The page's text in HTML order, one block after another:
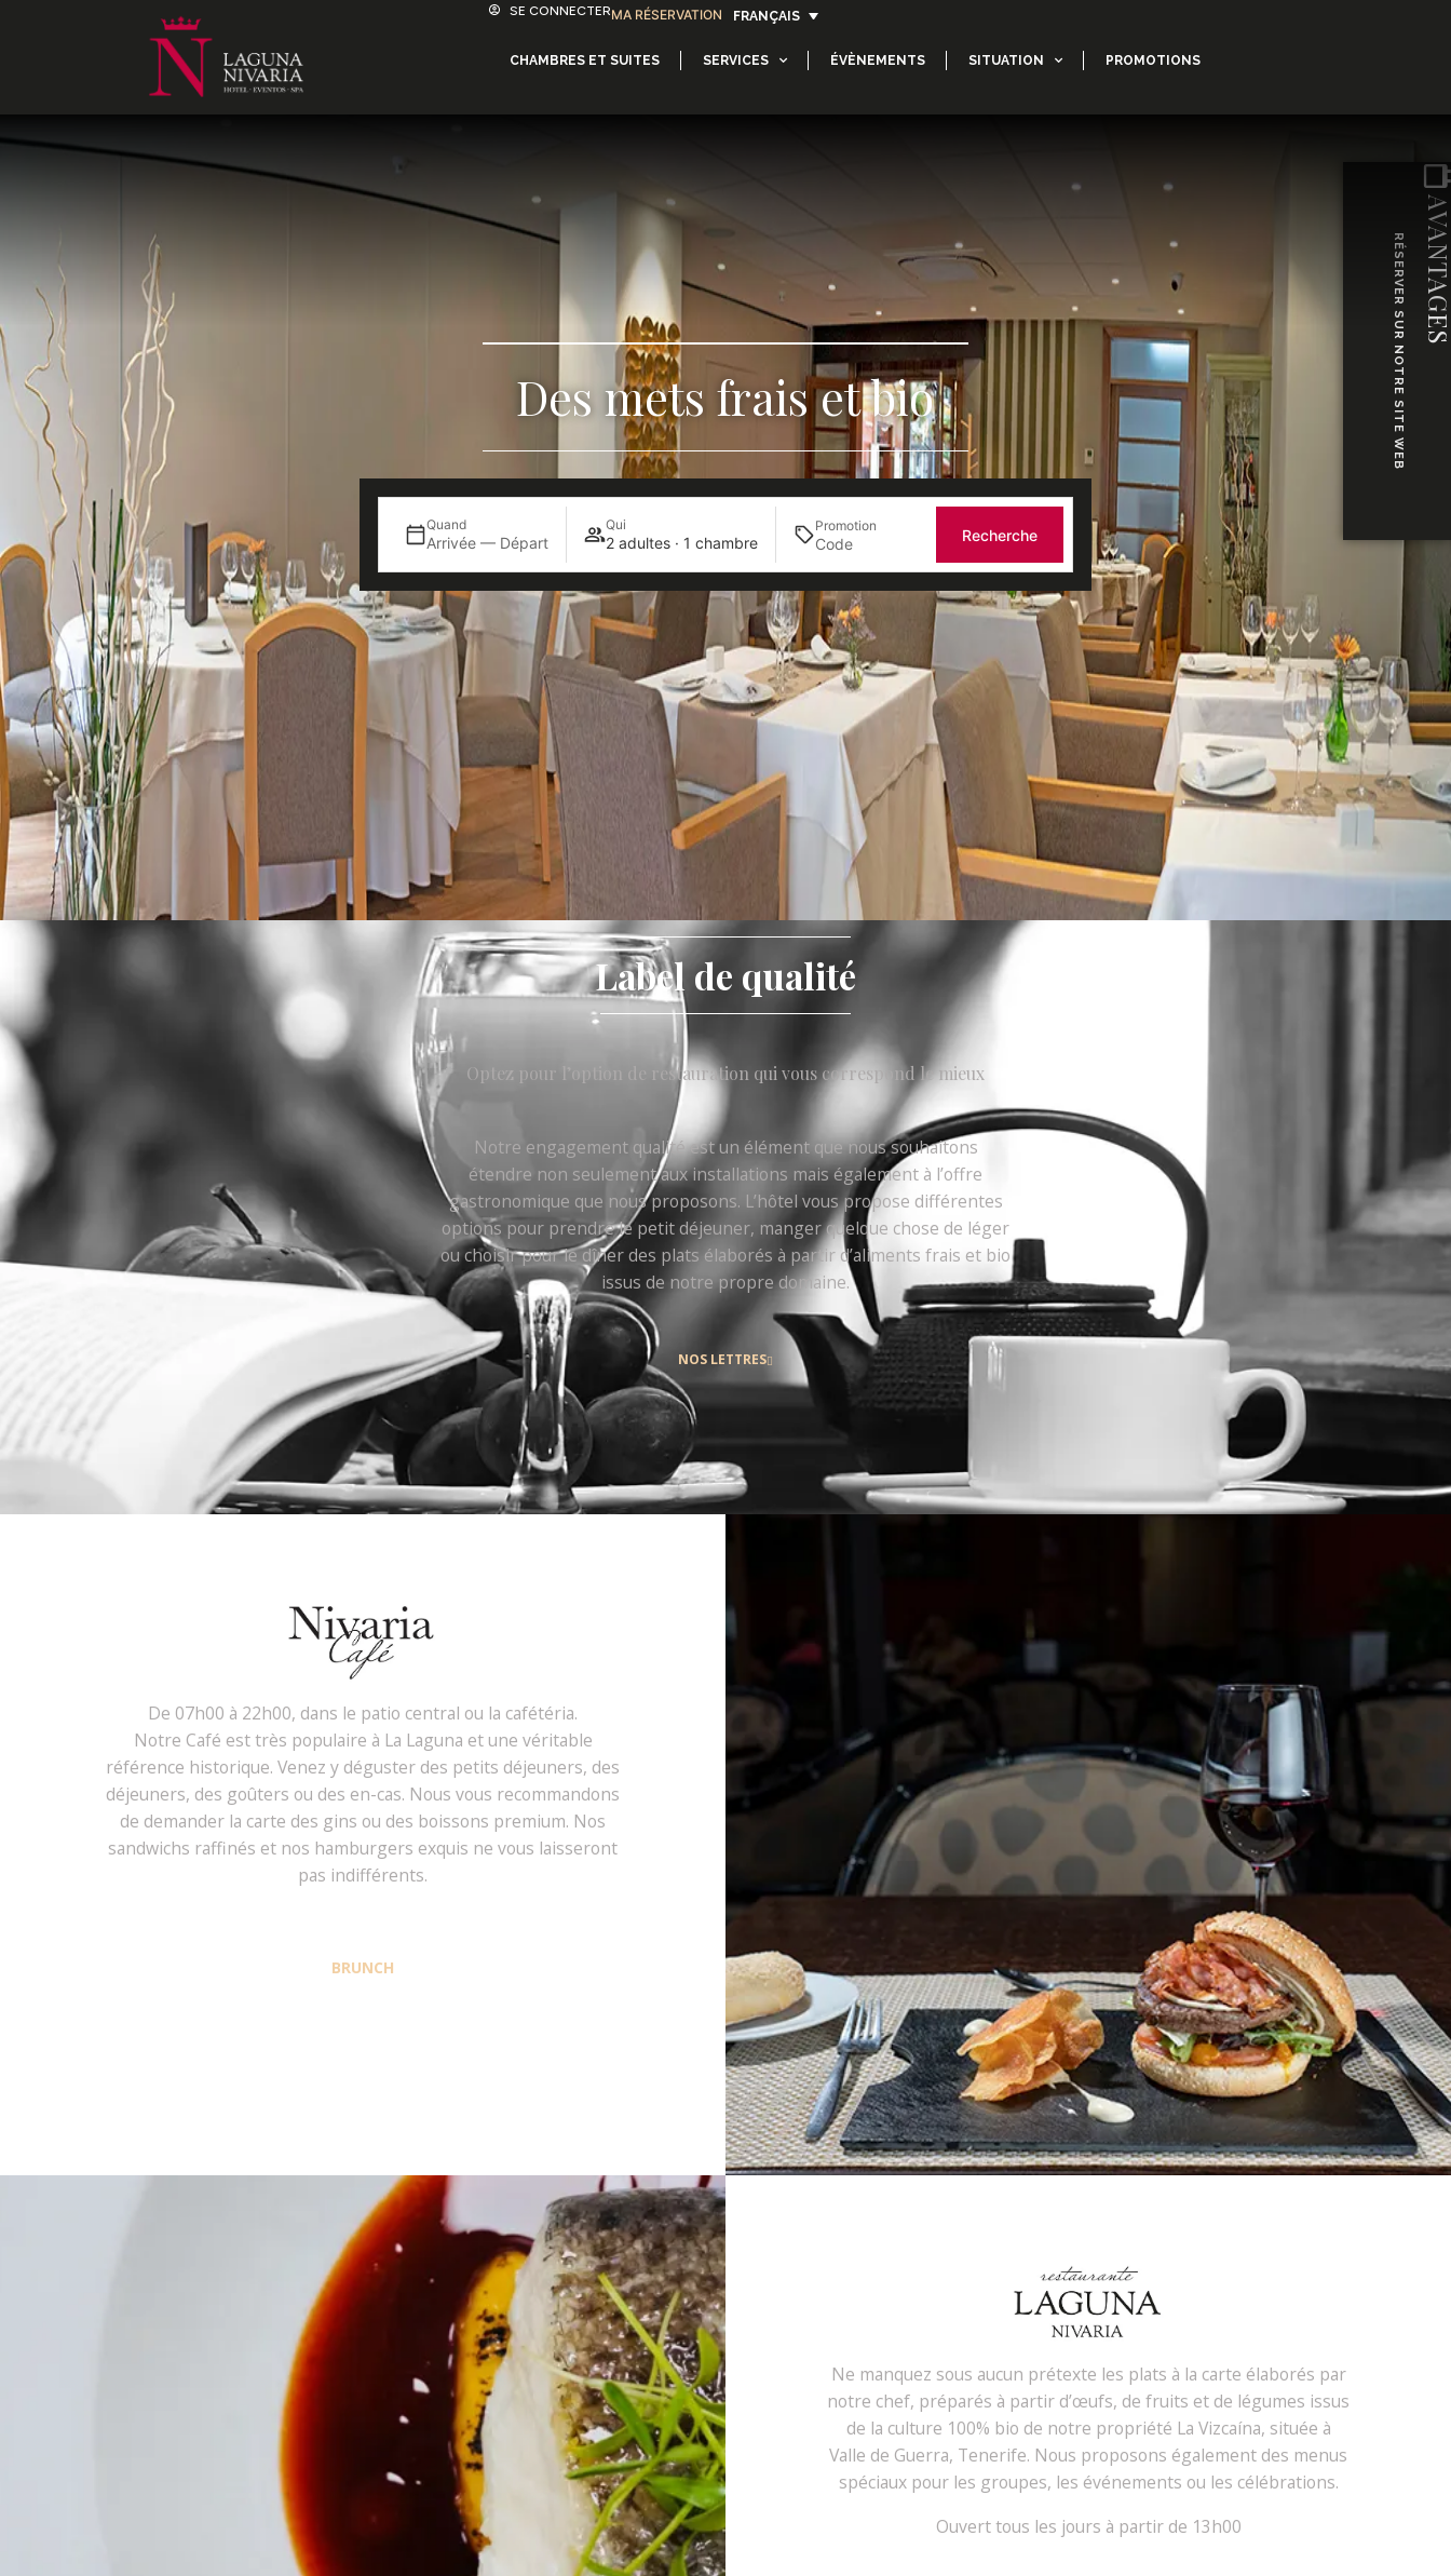
SE CONNECTERMA RÉSERVATION FRANÇAIS
CHAMBRES ET SUITES SERVICES ÉVÈNEMENTS SITUATION PROMOTIONS
Des mets frais et bio
Quand
Arrivée — Départ
Qui
2 adultes · 1 chambre
Promotion
Recherche
Label de qualité
Optez pour l’option de restauration qui vous correspond le mieux
Notre engagement qualité est un élément que nous souhaitons
étendre non seulement aux installations mais également à l’offre
gastronomique que nous proposons. L’hôtel vous propose différentes
options pour prendre le petit déjeuner, manger quelque chose de léger
ou choisir pour le dîner des plats élaborés à partir d’aliments frais et bio
issus de notre propre domaine.
NOS LETTRES
De 07h00 à 22h00, dans le patio central ou la cafétéria.
Notre Café est très populaire à La Laguna et une véritable
référence historique. Venez y déguster des petits déjeuners, des
déjeuners, des goûters ou des en-cas. Nous vous recommandons
de demander la carte des gins ou des boissons premium. Nos
sandwichs raffinés et nos hamburgers exquis ne vous laisseront
pas indifférents.
BRUNCH
Ne manquez sous aucun prétexte les plats à la carte élaborés par
notre chef, préparés à partir d’œufs, de fruits et de légumes issus
de la culture 100% bio de notre propriété La Vizcaína, située à
Valle de Guerra, Tenerife. Nous proposons également des menus
spéciaux pour les groupes, les événements ou les célébrations.
Ouvert tous les jours à partir de 13h00
RÉSERVER SUR NOTRE SITE WEB